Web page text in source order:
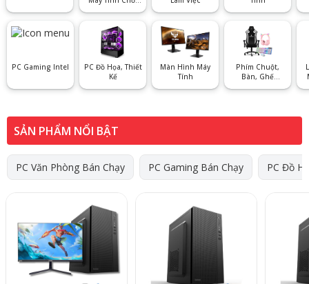
PC Gaming Intel
PC Đồ Họa, Thiết
Kế
Màn Hình Máy
Tính
Phím Chuột,
Bàn, Ghế
SẢN PHẨM NỔI BẬT
PC Văn Phòng Bán Chạy PC Gaming Bán Chạy PC Đồ